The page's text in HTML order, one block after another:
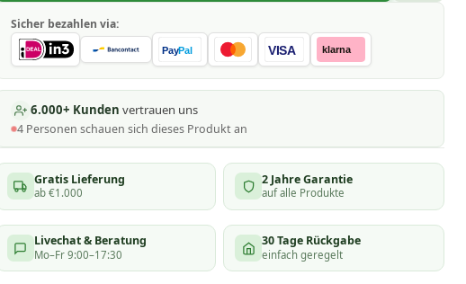
Sicher bezahlen via:
PayPal VISA klarna
6.000+ Kunden vertrauen uns
4 Personen schauen sich dieses Produkt an
Gratis Lieferung
ab €1.000
2 Jahre Garantie
auf alle Produkte
Livechat & Beratung
Mo–Fr 9:00–17:30
30 Tage Rückgabe
einfach geregelt